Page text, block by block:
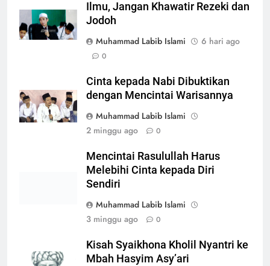
Ilmu, Jangan Khawatir Rezeki dan
Jodoh
Muhammad Labib Islami
6 hari ago
0
Cinta kepada Nabi Dibuktikan
dengan Mencintai Warisannya
Muhammad Labib Islami
2 minggu ago
0
Mencintai Rasulullah Harus
Melebihi Cinta kepada Diri
Sendiri
Muhammad Labib Islami
3 minggu ago
0
Kisah Syaikhona Kholil Nyantri ke
Mbah Hasyim Asy’ari